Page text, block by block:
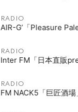
RADIO
AIR-G’「Pleasure
RADIO
Inter FM「日本直販
RADIO
FM NACK5「巨匠酒